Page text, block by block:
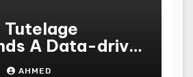
Tutelage
A Data-driven
AHMED